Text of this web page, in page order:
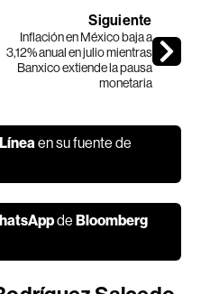
Siguiente
Inflación en México baja a
3,12% anual en julio mientras
Banxico extiende la pausa
monetaria
en su fuente de
deBloomberg